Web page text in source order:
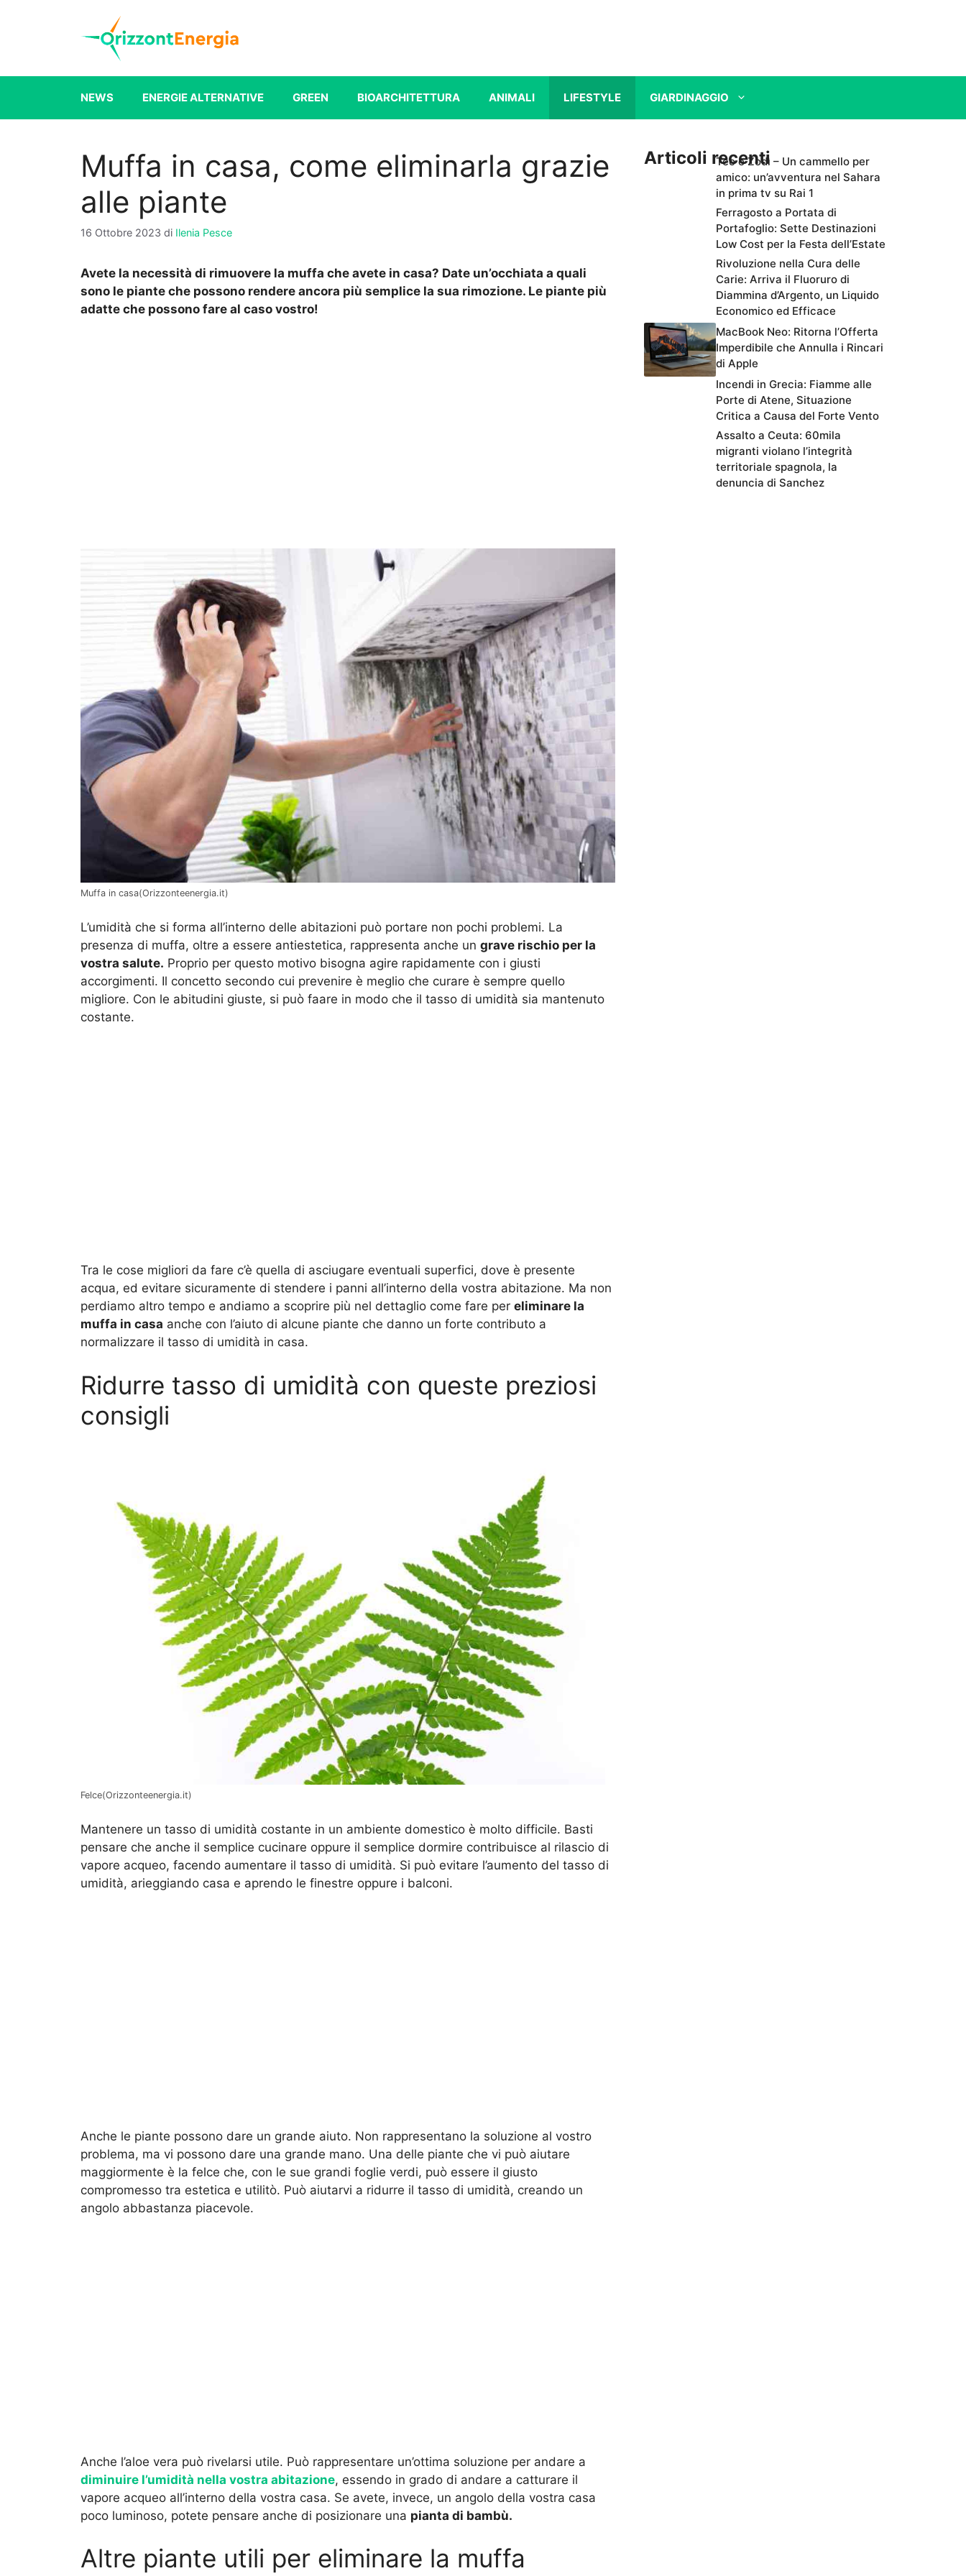
NEWS ENERGIE ALTERNATIVE GREEN BIOARCHITETTURA ANIMALI LIFESTYLE GIARDINAGGIO
Muffa in casa, come eliminarla grazie
alle piante
16 Ottobre 2023 di Ilenia Pesce
Avete la necessità di rimuovere la muffa che avete in casa? Date un’occhiata a quali
sono le piante che possono rendere ancora più semplice la sua rimozione. Le piante più
adatte che possono fare al caso vostro!
Muffa in casa(Orizzonteenergia.it)
L’umidità che si forma all’interno delle abitazioni può portare non pochi problemi. La
presenza di muffa, oltre a essere antiestetica, rappresenta anche un grave rischio per la
vostra salute. Proprio per questo motivo bisogna agire rapidamente con i giusti
accorgimenti. Il concetto secondo cui prevenire è meglio che curare è sempre quello
migliore. Con le abitudini giuste, si può faare in modo che il tasso di umidità sia mantenuto
costante.
Tra le cose migliori da fare c’è quella di asciugare eventuali superfici, dove è presente
acqua, ed evitare sicuramente di stendere i panni all’interno della vostra abitazione. Ma non
perdiamo altro tempo e andiamo a scoprire più nel dettaglio come fare per eliminare la
muffa in casa anche con l’aiuto di alcune piante che danno un forte contributo a
normalizzare il tasso di umidità in casa.
Ridurre tasso di umidità con queste preziosi
consigli
Felce(Orizzonteenergia.it)
Mantenere un tasso di umidità costante in un ambiente domestico è molto difficile. Basti
pensare che anche il semplice cucinare oppure il semplice dormire contribuisce al rilascio di
vapore acqueo, facendo aumentare il tasso di umidità. Si può evitare l’aumento del tasso di
umidità, arieggiando casa e aprendo le finestre oppure i balconi.
Anche le piante possono dare un grande aiuto. Non rappresentano la soluzione al vostro
problema, ma vi possono dare una grande mano. Una delle piante che vi può aiutare
maggiormente è la felce che, con le sue grandi foglie verdi, può essere il giusto
compromesso tra estetica e utilitò. Può aiutarvi a ridurre il tasso di umidità, creando un
angolo abbastanza piacevole.
Anche l’aloe vera può rivelarsi utile. Può rappresentare un’ottima soluzione per andare a
diminuire l’umidità nella vostra abitazione, essendo in grado di andare a catturare il
vapore acqueo all’interno della vostra casa. Se avete, invece, un angolo della vostra casa
poco luminoso, potete pensare anche di posizionare una pianta di bambù.
Altre piante utili per eliminare la muffa
Articoli recentiTeo e Zodì – Un cammello per
amico: un’avventura nel Sahara
in prima tv su Rai 1
Ferragosto a Portata di
Portafoglio: Sette Destinazioni
Low Cost per la Festa dell’Estate
Rivoluzione nella Cura delle
Carie: Arriva il Fluoruro di
Diammina d’Argento, un Liquido
Economico ed Efficace
MacBook Neo: Ritorna l’Offerta
Imperdibile che Annulla i Rincari
di Apple
Incendi in Grecia: Fiamme alle
Porte di Atene, Situazione
Critica a Causa del Forte Vento
Assalto a Ceuta: 60mila
migranti violano l’integrità
territoriale spagnola, la
denuncia di Sanchez